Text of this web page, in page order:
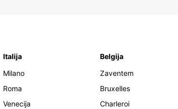
Italija
Milano
Roma
Venecija
Belgija
Zaventem
Bruxelles
Charleroi